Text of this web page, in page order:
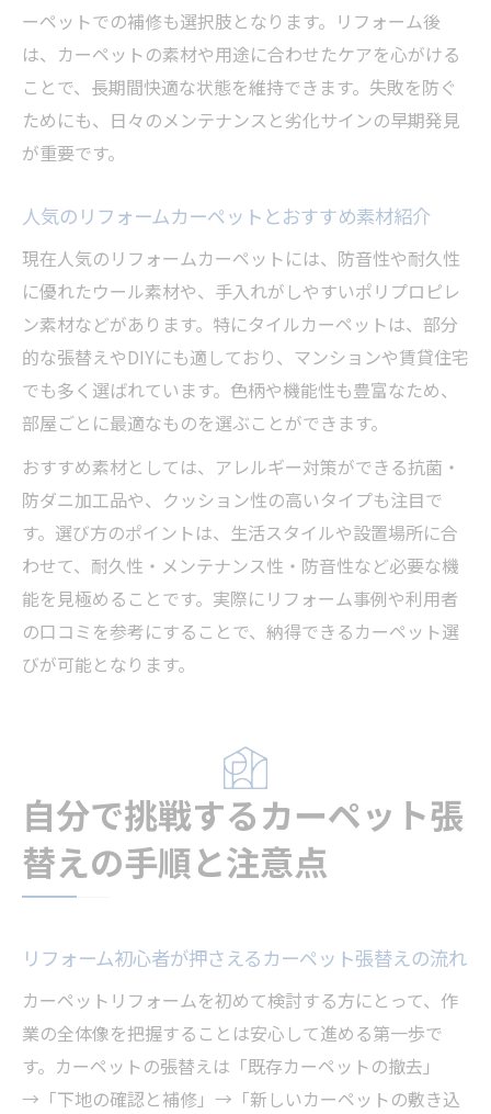
ーペットでの補修も選択肢となります。リフォーム後
は、カーペットの素材や用途に合わせたケアを心がける
ことで、長期間快適な状態を維持できます。失敗を防ぐ
ためにも、日々のメンテナンスと劣化サインの早期発見
が重要です。
人気のリフォームカーペットとおすすめ素材紹介
現在人気のリフォームカーペットには、防音性や耐久性
に優れたウール素材や、手入れがしやすいポリプロピレ
ン素材などがあります。特にタイルカーペットは、部分
的な張替えやDIYにも適しており、マンションや賃貸住宅
でも多く選ばれています。色柄や機能性も豊富なため、
部屋ごとに最適なものを選ぶことができます。
おすすめ素材としては、アレルギー対策ができる抗菌・
防ダニ加工品や、クッション性の高いタイプも注目で
す。選び方のポイントは、生活スタイルや設置場所に合
わせて、耐久性・メンテナンス性・防音性など必要な機
能を見極めることです。実際にリフォーム事例や利用者
の口コミを参考にすることで、納得できるカーペット選
びが可能となります。
自分で挑戦するカーペット張
替えの手順と注意点
リフォーム初心者が押さえるカーペット張替えの流れ
カーペットリフォームを初めて検討する方にとって、作
業の全体像を把握することは安心して進める第一歩で
す。カーペットの張替えは「既存カーペットの撤去」
→「下地の確認と補修」→「新しいカーペットの敷き込